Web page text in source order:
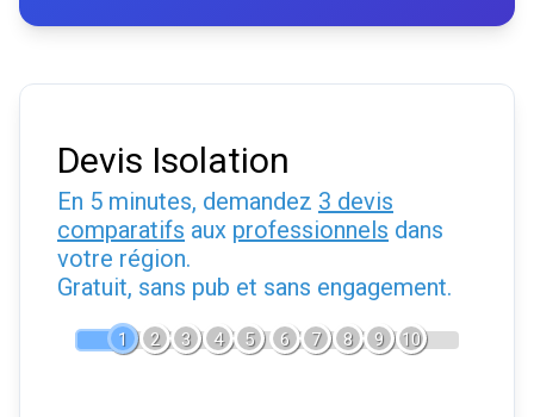
Devis Isolation
En 5 minutes, demandez 3 devis
comparatifs aux professionnels dans
votre région.
Gratuit, sans pub et sans engagement.
1 2 3 4 5 6 7 8 9 10